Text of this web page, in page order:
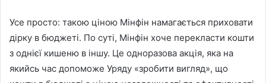
Усе просто: такою ціною Мінфін намагається приховати
дірку в бюджеті. По суті, Мінфін хоче перекласти кошти
з однієї кишеню в іншу. Це одноразова акція, яка на
якийсь час допоможе Уряду «зробити вигляд», що